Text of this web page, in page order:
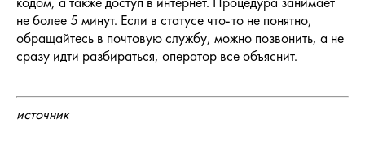
не более 5 минут. Если в статусе что-то не понятно,
обращайтесь в почтовую службу, можно позвонить, а не
сразу идти разбираться, оператор все объяснит.
источник